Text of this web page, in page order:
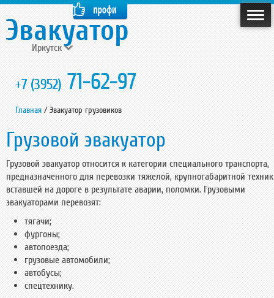
Иркутск
+7 (3952) 71-62-97
Главная /Эвакуатор грузовиков
Грузовой эвакуатор
Грузовой эвакуатор относится к категории специального транспорта,
предназначенного для перевозки тяжелой, крупногабаритной
вставшей на дороге в результате аварии, поломки. Грузовыми
эвакуаторами перевозят:
тягачи;
фургоны;
автопоезда;
грузовые автомобили;
автобусы;
спецтехнику.